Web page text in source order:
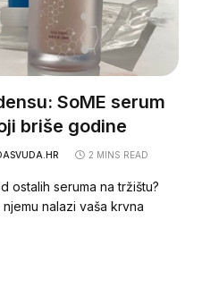
SoME serum
briše godine
2 MINS READ
ostalih seruma na tržištu?
nalazi vaša krvna